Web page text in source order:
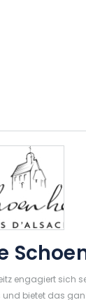
engagiert sich
bietet das